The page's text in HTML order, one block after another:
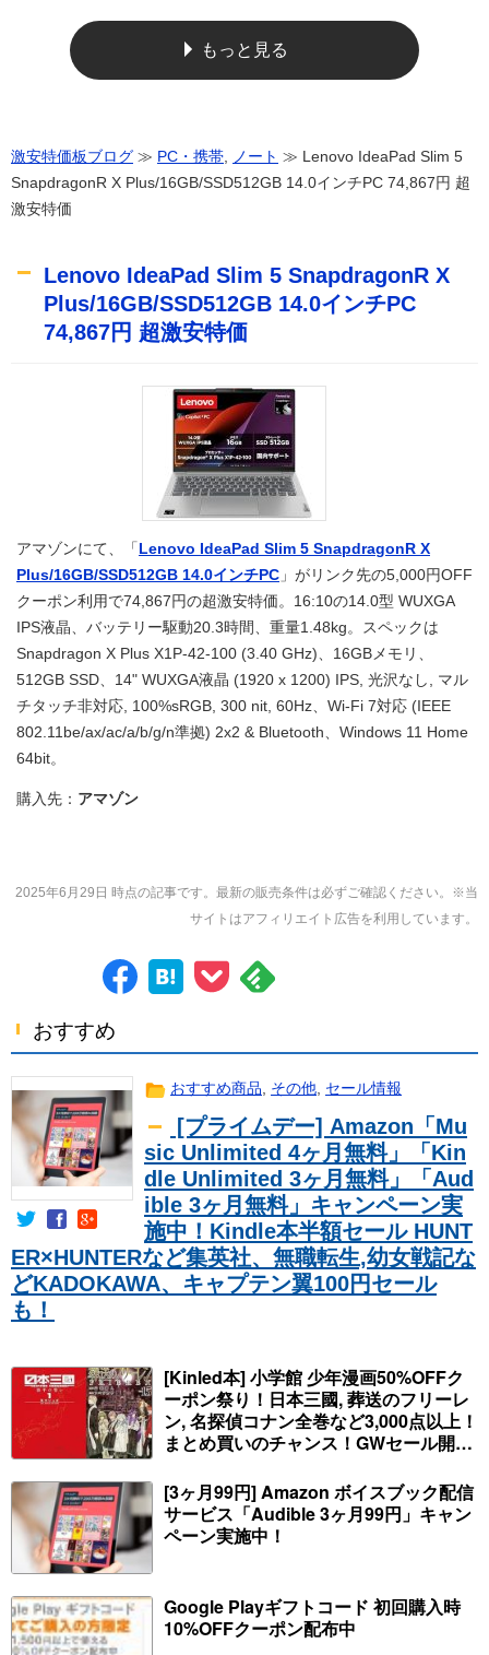
もっと見る
激安特価板ブログ ≫ PC・携帯, ノート ≫ Lenovo IdeaPad Slim 5
SnapdragonR X Plus/16GB/SSD512GB 14.0インチPC 74,867円 超
激安特価
Lenovo IdeaPad Slim 5 SnapdragonR X
Plus/16GB/SSD512GB 14.0インチPC
74,867円 超激安特価
アマゾンにて、「 Lenovo IdeaPad Slim 5 SnapdragonR X
Plus/16GB/SSD512GB 14.0インチPC 」がリンク先の5,000円OFF
クーポン利用で74,867円の超激安特価。16:10の14.0型 WUXGA
IPS液晶、バッテリー駆動20.3時間、重量1.48kg。スペックは
Snapdragon X Plus X1P-42-100 (3.40 GHz)、16GBメモリ、
512GB SSD、14" WUXGA液晶 (1920 x 1200) IPS, 光沢なし, マル
チタッチ非対応, 100%sRGB, 300 nit, 60Hz、Wi-Fi 7対応 (IEEE
802.11be/ax/ac/a/b/g/n準拠) 2x2 & Bluetooth、Windows 11 Home
64bit。
購入先： アマゾン
2025年6月29日 時点の記事です。最新の販売条件は必ずご確認ください。※当
サイトはアフィリエイト広告を利用しています。
おすすめ
おすすめ商品, その他, セール情報
[プライムデー] Amazon「Mu
sic Unlimited 4ヶ月無料」「Kin
dle Unlimited 3ヶ月無料」「Aud
ible 3ヶ月無料」キャンペーン実
施中！Kindle本半額セール HUNT
ER×HUNTERなど集英社、無職転生,幼女戦記な
どKADOKAWA、キャプテン翼100円セール
も！
[Kinled本] 小学館 少年漫画50%OFFク
ーポン祭り！日本三國, 葬送のフリーレ
ン, 名探偵コナン全巻など3,000点以上！
まとめ買いのチャンス！GWセール開
関連本がセールに！
[3ヶ月99円] Amazon ボイスブック配信
サービス「Audible 3ヶ月99円」キャン
ペーン実施中！
Google Playギフトコード 初回購入時
10%OFFクーポン配布中